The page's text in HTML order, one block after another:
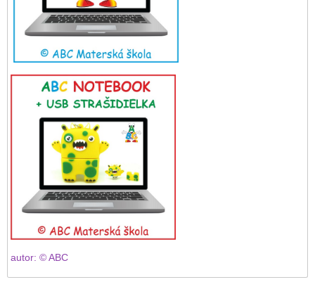
autor: © ABC